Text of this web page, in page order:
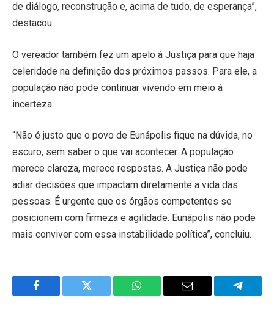
de diálogo, reconstrução e, acima de tudo, de esperança”,
destacou.
O vereador também fez um apelo à Justiça para que haja
celeridade na definição dos próximos passos. Para ele, a
população não pode continuar vivendo em meio à
incerteza.
“Não é justo que o povo de Eunápolis fique na dúvida, no
escuro, sem saber o que vai acontecer. A população
merece clareza, merece respostas. A Justiça não pode
adiar decisões que impactam diretamente a vida das
pessoas. É urgente que os órgãos competentes se
posicionem com firmeza e agilidade. Eunápolis não pode
mais conviver com essa instabilidade política”, concluiu.
Facebook Twitter WhatsApp Email